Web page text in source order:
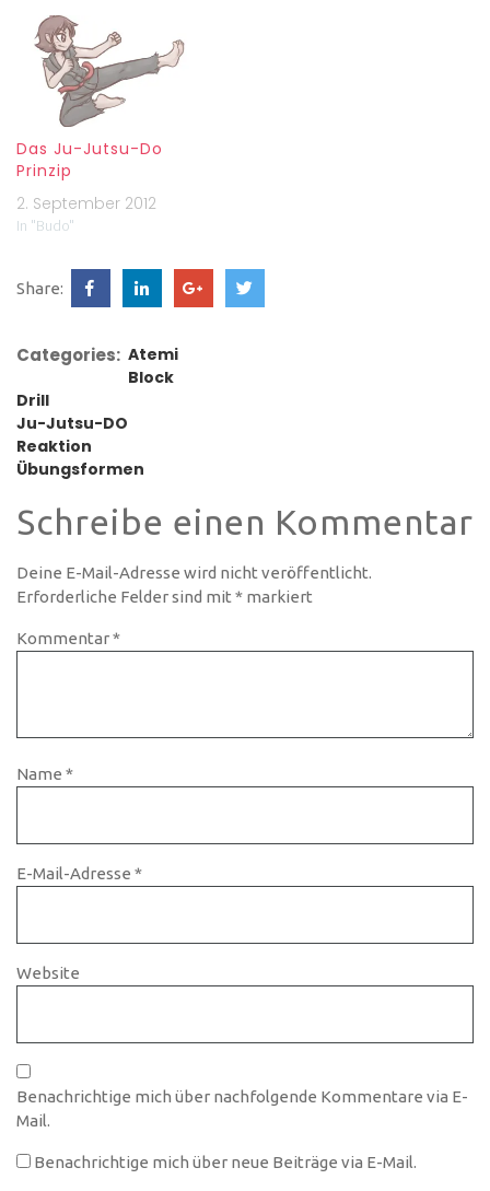
Das Ju-Jutsu-Do
Prinzip
2. September 2012
In "Budo"
Share:
Categories: Atemi
Block
Drill
Ju-Jutsu-DO
Reaktion
Übungsformen
Schreibe einen Kommentar
Deine E-Mail-Adresse wird nicht veröffentlicht.
Erforderliche Felder sind mit* markiert
Kommentar*
Name *
E-Mail-Adresse *
Website
Benachrichtige mich über nachfolgende Kommentare via E-
Mail.
Benachrichtige mich über neue Beiträge via E-Mail.